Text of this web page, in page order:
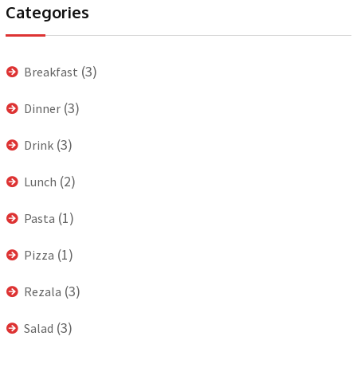
Categories
Breakfast (3)
Dinner (3)
Drink (3)
Lunch (2)
Pasta (1)
Pizza (1)
Rezala (3)
Salad (3)